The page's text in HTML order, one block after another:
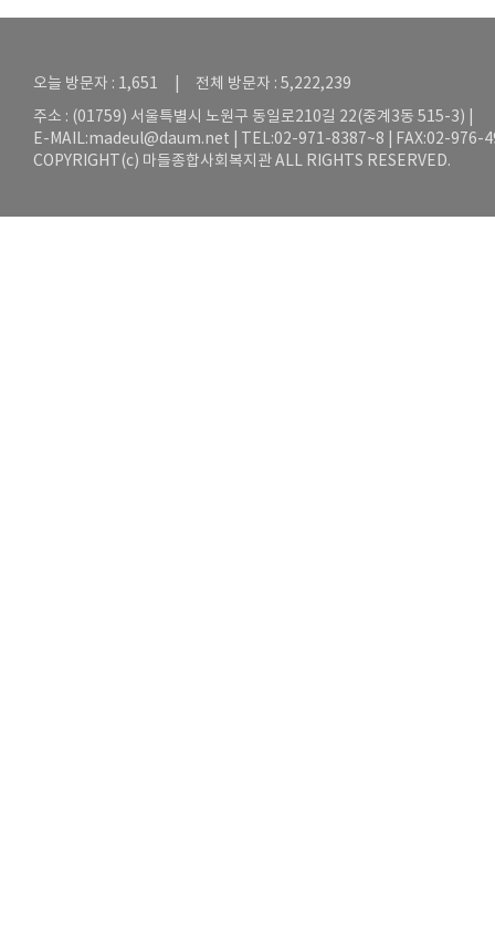
오늘 방문자 : 1,651 | 전체 방문자 : 5,222,239
주소 : (01759) 서울특별시 노원구 동일로210길 22(중계3동 515-3) |
E-MAIL:madeul@daum.net | TEL:02-971-8387~8 | FAX:02-976-
COPYRIGHT(c) 마들종합사회복지관 ALL RIGHTS RESERVED.